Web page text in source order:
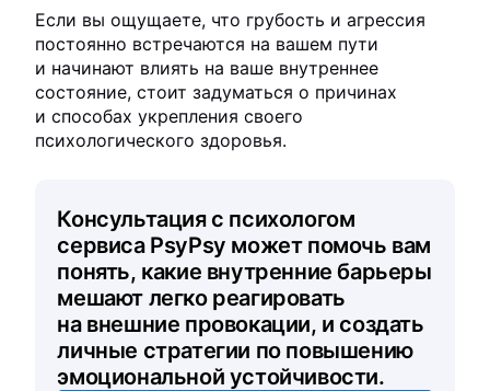
Если вы ощущаете, что грубость и агрессия
постоянно встречаются на вашем пути
и начинают влиять на ваше внутреннее
состояние, стоит задуматься о причинах
и способах укрепления своего
психологического здоровья.
Консультация с психологом
сервиса PsyPsy может помочь вам
понять, какие внутренние барьеры
мешают легко реагировать
на внешние провокации, и создать
личные стратегии по повышению
эмоциональной устойчивости.